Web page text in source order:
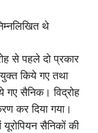
थे
से पहले दो प्रकार
किये गए तथा
गए सैनिक। विद्रोह
कर दिया गया।
यूरोपियन सैनिकों की